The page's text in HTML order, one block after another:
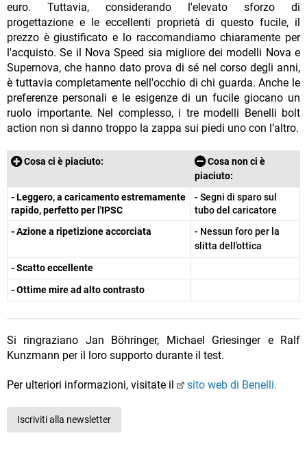
euro. Tuttavia, considerando l'elevato sforzo di
progettazione e le eccellenti proprietà di questo fucile, il
prezzo è giustificato e lo raccomandiamo chiaramente per
l'acquisto. Se il Nova Speed sia migliore dei modelli Nova e
Supernova, che hanno dato prova di sé nel corso degli anni,
è tuttavia completamente nell'occhio di chi guarda. Anche le
preferenze personali e le esigenze di un fucile giocano un
ruolo importante. Nel complesso, i tre modelli Benelli bolt
action non si danno troppo la zappa sui piedi uno con l’altro.
Cosa ci è piaciuto:
Cosa non ci è
piaciuto:
- Leggero, a caricamento estremamente
rapido, perfetto per l'IPSC
- Segni di sparo sul
tubo del caricatore
- Azione a ripetizione accorciata
- Nessun foro per la
slitta dell'ottica
- Scatto eccellente
- Ottime mire ad alto contrasto
Si ringraziano Jan Böhringer, Michael Griesinger e Ralf
Kunzmann per il loro supporto durante il test.
Per ulteriori informazioni, visitate il sito web di Benelli.
Iscriviti alla newsletter